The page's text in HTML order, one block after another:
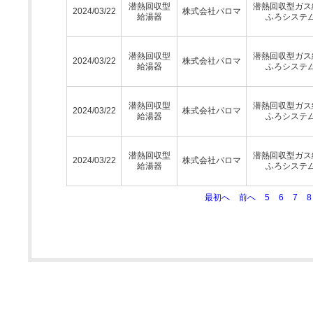
2024/03/22
潜熱回収型
給湯器
株式会社パロマ
潜熱回収型ガ
ふろシステ
2024/03/22
潜熱回収型
給湯器
株式会社パロマ
潜熱回収型ガ
ふろシステ
2024/03/22
潜熱回収型
給湯器
株式会社パロマ
潜熱回収型ガ
ふろシステ
2024/03/22
潜熱回収型
給湯器
株式会社パロマ
潜熱回収型ガ
ふろシステ
最初へ 前へ 5 6 7 8